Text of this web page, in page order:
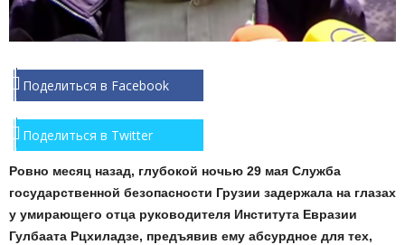
Поделиться в Facebook
Поделиться в Twitter
Ровно месяц назад, глубокой ночью 29 мая Служба
государственной безопасности Грузии задержала на глазах
у умирающего отца руководителя Института Евразии
Гулбаата Рцхиладзе, предъявив ему абсурдное для тех,